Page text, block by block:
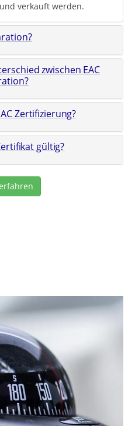
verkauft werden.
zwischen EAC
Zertifizierung?
gültig?